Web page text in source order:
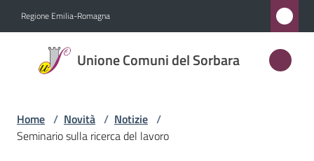
Regione Emilia-Romagna
Unione Comuni del Sorbara
Unione
Comuni
Sorbara
Home / Novità / Notizie /
Seminario sulla ricerca del lavoro